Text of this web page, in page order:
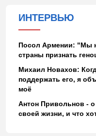
ИНТЕРВЬЮ
Посол Армении: "Мы
страны признать
Михаил Новахов:
поддержать его, я
моё
Антон Привольнов - о
своей жизни, и что